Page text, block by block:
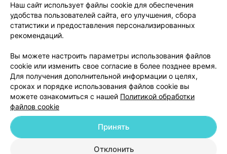
Пользовательское соглашение
Способы оплаты
Вакансии
Партнеры
Написать руководителю 103.by
Персональные настройки cookie
Обработка персональных данных
© 2026 ООО «Артокс Лаб», УНП 191700409| 220012, Республика Беларусь,
Наш сайт использует файлы cookie для обеспечения
удобства пользователей сайта, его улучшения, сбора
статистики и предоставления персонализированных
рекомендаций.
Вы можете настроить параметры использования файлов
cookie или изменить свое согласие в более позднее время.
Для получения дополнительной информации о целях,
сроках и порядке использования файлов cookie вы
можете ознакомиться с нашей Политикой обработки
файлов cookie
Отклонить
Принять